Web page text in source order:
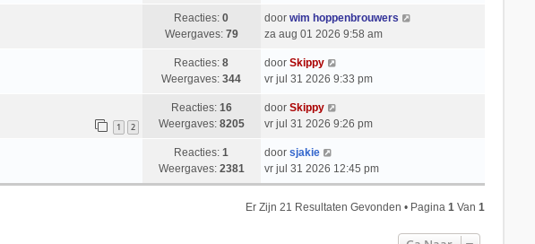
Reacties:0
Weergaves: 79
door wim hoppenbrouwers
za aug 01 2026 9:58 am
Reacties:8
Weergaves:344
door Skippy
vr jul 31 2026 9:33 pm
1 2
Reacties: 16
Weergaves: 8205
door Skippy
vr jul 31 2026 9:26 pm
Reacties:1
Weergaves: 2381
door sjakie
vr jul 31 2026 12:45 pm
Er Zijn 21 Resultaten Gevonden • Pagina1 Van1